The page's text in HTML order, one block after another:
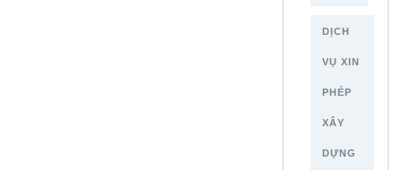
DỊCH
VỤ XIN
PHÉP
XÂY
DỰNG